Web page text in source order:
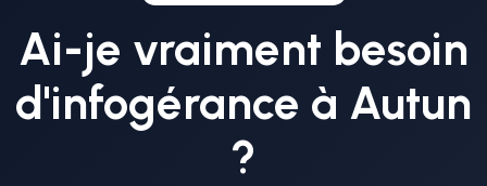
Ai-je vraiment besoin
d'infogérance à Autun
?